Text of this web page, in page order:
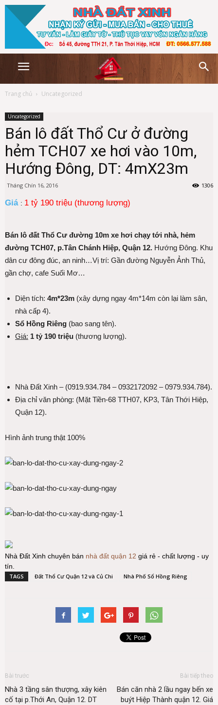
Trang chủ Uncategorized
Uncategorized
Bán lô đất Thổ Cư ở đường
hẻm TCH07 xe hơi vào 10m,
Hướng Đông, DT: 4mX23m
Tháng Chín 16, 2016 1306
Giá : 1 tỷ 190 triệu (thương lượng)
Bán lô đất Thổ Cư đường 10m xe hơi chạy tới nhà, hẻm
đường TCH07, p.Tân Chánh Hiệp, Quận 12. Hướng Đông. Khu
dân cư đông đúc, an ninh…Vị trí: Gần đường Nguyễn Ảnh Thủ,
gần chợ, cafe Suối Mơ…
Diện tích: 4m*23m (xây dựng ngay 4m*14m còn lại làm sân,
nhà cấp 4).
Sổ Hồng Riêng (bao sang tên).
Giá: 1 tỷ 190 triệu (thương lượng).
Nhà Đất Xinh – (0919.934.784 – 0932172092 – 0979.934.784).
Địa chỉ văn phòng: (Mặt Tiền-68 TTH07, KP3, Tân Thới Hiệp,
Quận 12).
Hình ảnh trung thật 100%
Nhà Đất Xinh chuyên bán nhà đất quận 12 giá rẻ - chất lượng - uy
tín.
TAGS Đất Thổ Cư Quận 12 và Củ Chi Nhà Phố Sổ Hồng Riêng
Bài trước
Nhà 3 tầng sân thượng, xây kiên
cố tại p.Thới An, Quận 12. DT
Bài tiếp theo
Bán căn nhà 2 lầu ngay bến xe
buýt Hiệp Thành quận 12. Giá